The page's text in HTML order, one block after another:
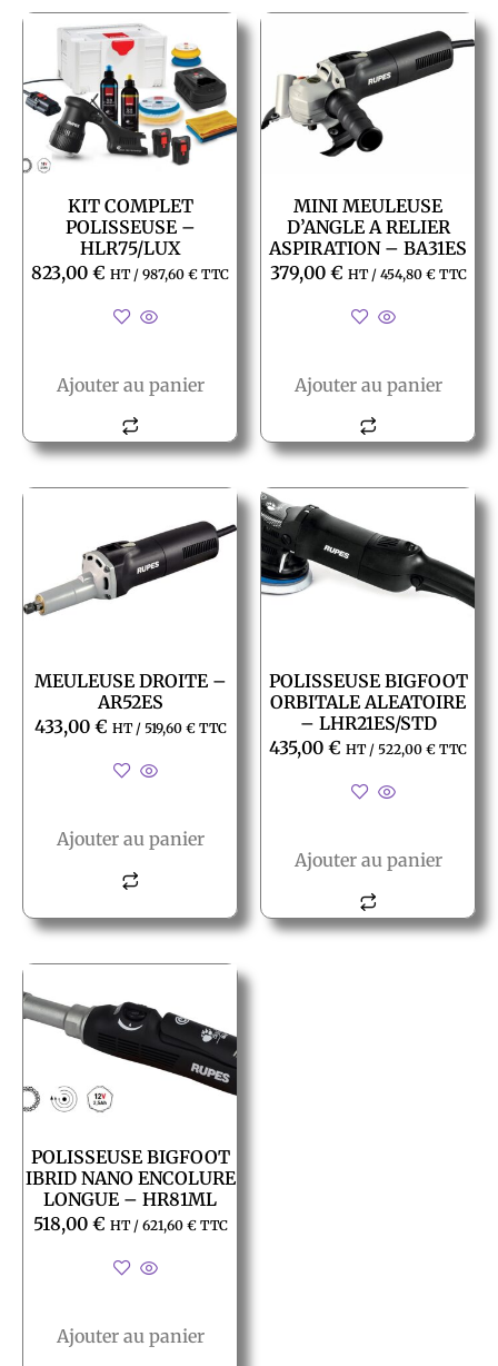
KIT COMPLET
POLISSEUSE –
HLR75/LUX
823,00 € HT / 987,60 € TTC
Ajouter au panier
MINI MEULEUSE
D’ANGLE A RELIER
ASPIRATION – BA31ES
379,00 € HT / 454,80 €TTC
Ajouter au panier
MEULEUSE DROITE –
AR52ES
433,00 € HT / 519,60 €TTC
Ajouter au panier
POLISSEUSE BIGFOOT
ORBITALE ALEATOIRE
– LHR21ES/STD
435,00 € HT / 522,00 € TTC
Ajouter au panier
POLISSEUSE BIGFOOT
IBRID NANO ENCOLURE
LONGUE – HR81ML
518,00 € HT / 621,60 €TTC
Ajouter au panier